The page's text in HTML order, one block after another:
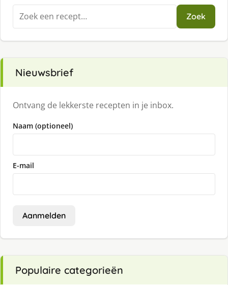
Zoeken
naar:
Zoek
Nieuwsbrief
Ontvang de lekkerste recepten in je inbox.
Naam (optioneel)
E-mail
Aanmelden
Populaire categorieën